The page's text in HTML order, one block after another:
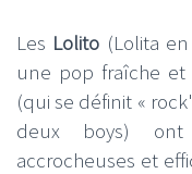
Les Lolito (Lolita
une pop fraîche et
(qui se définit «
deux boys) ont
accrocheuses et